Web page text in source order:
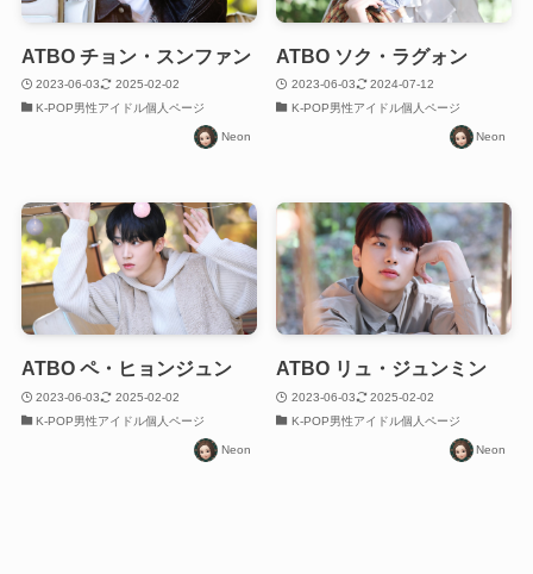
ATBO チョン・スンファン
2023-06-03
2025-02-02
K-POP男性アイドル個人ページ
Neon
ATBO ソク・ラグォン
2023-06-03
2024-07-12
K-POP男性アイドル個人ページ
Neon
ATBO ペ・ヒョンジュン
2023-06-03
2025-02-02
K-POP男性アイドル個人ページ
Neon
ATBO リュ・ジュンミン
2023-06-03
2025-02-02
K-POP男性アイドル個人ページ
Neon